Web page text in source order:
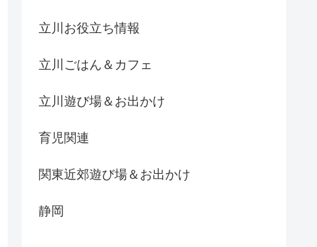
立川お役立ち情報
立川ごはん＆カフェ
立川遊び場＆お出かけ
育児関連
関東近郊遊び場＆お出かけ
静岡